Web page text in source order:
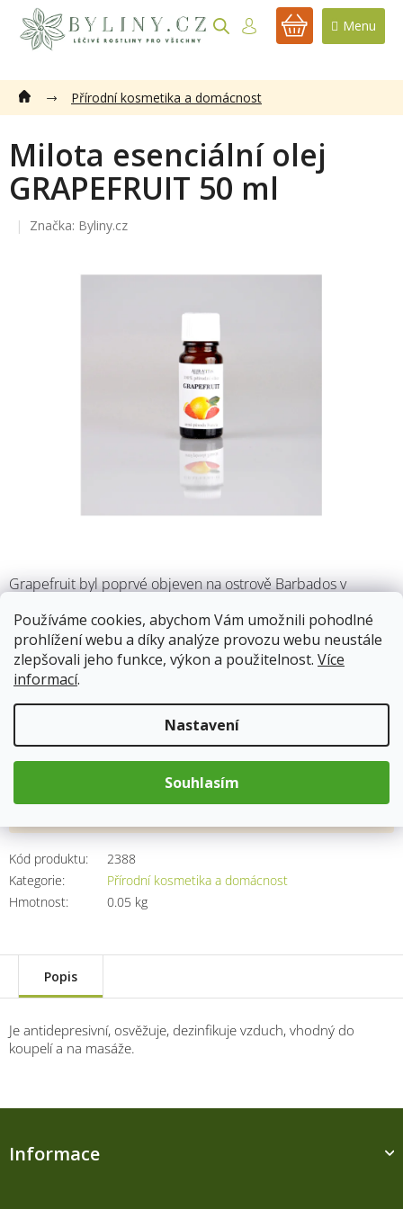
Používáme cookies, abychom Vám umožnili pohodlné
prohlížení webu a díky analýze provozu webu neustále
zlepšovali jeho funkce, výkon a použitelnost. Více
informací.
Nastavení
Souhlasím
obsah
NÁKUPNÍ
Přírodní kosmetika a domácnost
Milota esenciální olej
GRAPEFRUIT 50 ml
Značka: Byliny.cz
Skladem
Grapefruit byl poprvé objeven na ostrově Barbados v
pomeranče a indonéského pomela. Grapefruity obvykle
rostou do výšky 5-6 metrů. Vůně je svěží a příjemná.
Kód produktu:
2388
Kategorie:
Přírodní kosmetika a domácnost
Hmotnost: 0.05 kg
295 Kč
cena:
Popis
Je antidepresivní, osvěžuje, dezinfikuje vzduch, vhodný do
koupelí a na masáže.
Informace